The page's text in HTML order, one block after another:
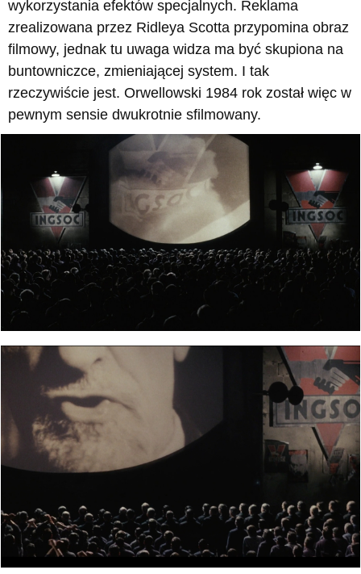
wykorzystania efektów specjalnych. Reklama
zrealizowana przez Ridleya Scotta przypomina obraz
filmowy, jednak tu uwaga widza ma być skupiona na
buntowniczce, zmieniającej system. I tak
rzeczywiście jest. Orwellowski 1984 rok został więc w
pewnym sensie dwukrotnie sfilmowany.